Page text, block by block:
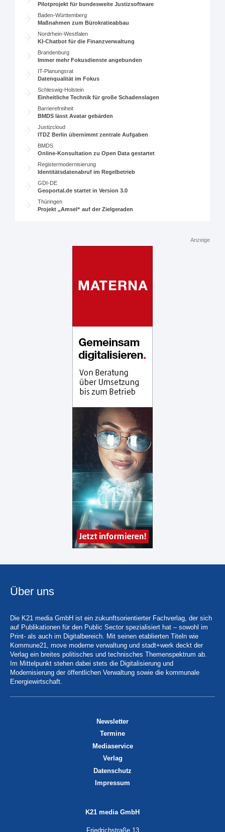
Pilotprojekt für bundesweite Justizsoftware
Baden-Württemberg
Maßnahmen zum Bürokratieabbau
Nordrhein-Westfalen
KI-Chatbot für die Finanzverwaltung
Brandenburg
Immer mehr Fokusdienste angebunden
IT-Planungsrat
Datenqualität im Fokus
Schleswig-Holstein
Einheitliche Technik für große Schadenslagen
Barrierefreiheit
BMDS lässt Avatar gebärden
Justizcloud
ITDZ Berlin übernimmt zentrale Aufgaben
BMDS
Online-Konsultation zu Open Data gestartet
Registermodernisierung
Identitätsdatenabruf im Regelbetrieb
GDI-DE
Geoportal.de startet in Version 3.0
Thüringen
Projekt „Amsel“ auf der Zielgeraden
Anzeige
Über uns
Die K21 media GmbH ist ein zukunftsorientierter Fachverlag, der sich
auf Publikationen für den Public Sector spezialisiert hat – sowohl im
Print- als auch im Digitalbereich. Mit seinen etablierten Titeln wie
Kommune21, move moderne verwaltung und stadt+werk deckt der
Verlag ein breites politisches und technisches Themenspektrum ab.
Im Mittelpunkt stehen dabei stets die Digitalisierung und
Modernisierung der öffentlichen Verwaltung sowie die kommunale
Energiewirtschaft.
Newsletter
Termine
Mediaservice
Verlag
Datenschutz
Impressum
K21 media GmbH
Friedrichstraße 13